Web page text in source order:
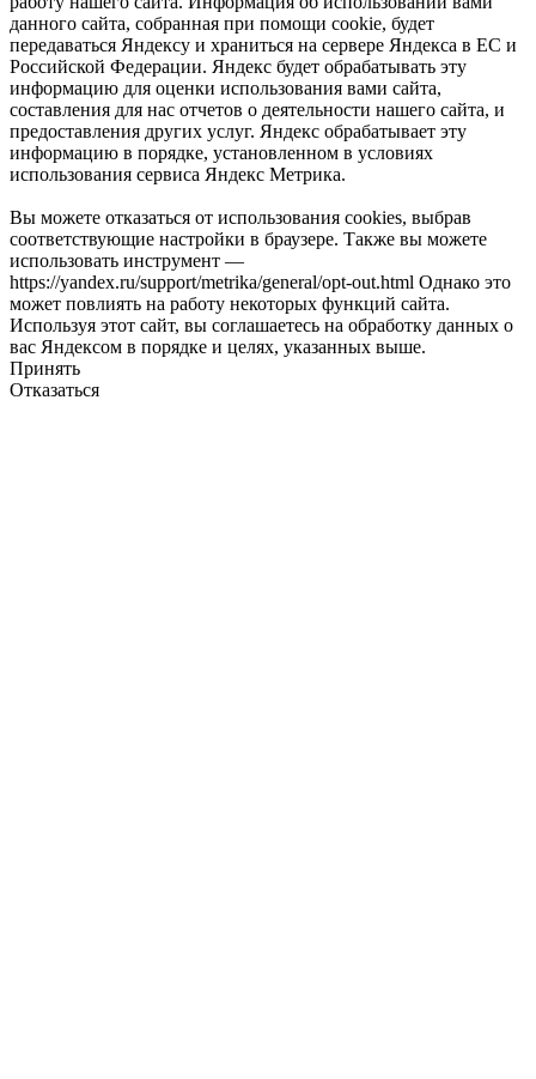
данного сайта, собранная при помощи cookie, будет
передаваться Яндексу и храниться на сервере Яндекса в ЕС и
Российской Федерации. Яндекс будет обрабатывать эту
информацию для оценки использования вами сайта,
составления для нас отчетов о деятельности нашего сайта, и
предоставления других услуг. Яндекс обрабатывает эту
информацию в порядке, установленном в условиях
использования сервиса Яндекс Метрика.
Вы можете отказаться от использования cookies, выбрав
соответствующие настройки в браузере. Также вы можете
использовать инструмент —
https://yandex.ru/support/metrika/general/opt-out.html Однако это
может повлиять на работу некоторых функций сайта.
Используя этот сайт, вы соглашаетесь на обработку данных о
вас Яндексом в порядке и целях, указанных выше.
Принять
Отказаться